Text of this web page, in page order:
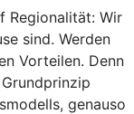
Regionalität: Wir
sind. Werden
Vorteilen. Denn
genauso